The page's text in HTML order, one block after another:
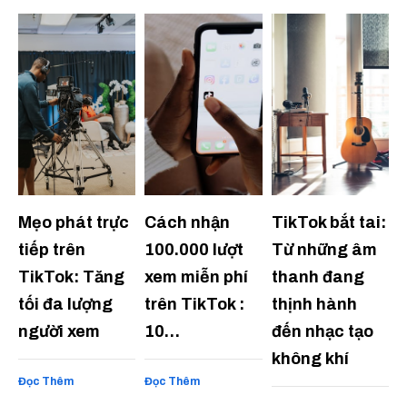
Mẹo phát trực
tiếp trên
TikTok: Tăng
tối đa lượng
người xem
Đọc Thêm
Cách nhận
100.000 lượt
xem miễn phí
trên TikTok :
10…
Đọc Thêm
TikTok bắt tai:
Từ những âm
thanh đang
thịnh hành
đến nhạc tạo
không khí